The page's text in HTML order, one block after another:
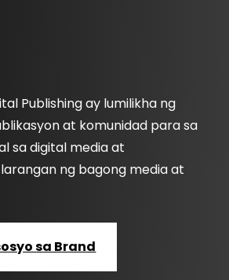
Publishing ay lumilikha ng
at komunidad para sa
sa digital media at
ng bagong media at
sa Brand